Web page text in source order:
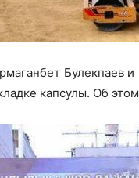
Булекпаев
капсулы. Об